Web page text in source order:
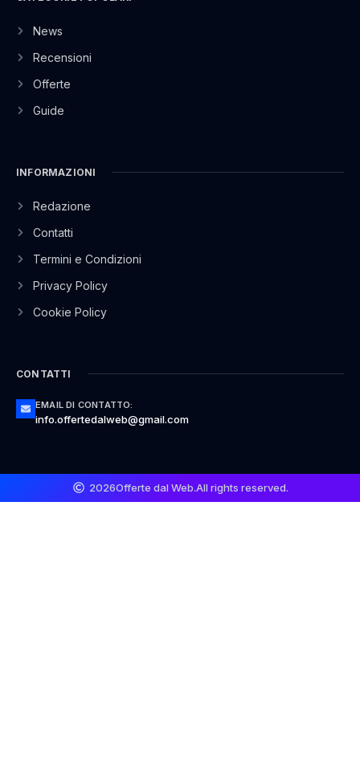
News
Recensioni
Offerte
Guide
INFORMAZIONI
Redazione
Contatti
Termini e Condizioni
Privacy Policy
Cookie Policy
CONTATTI
EMAIL DI CONTATTO:
info.offertedalweb@gmail.com
2026Offerte dal Web.All rights reserved.